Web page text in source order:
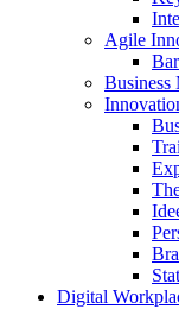
Agile
Business
Digital